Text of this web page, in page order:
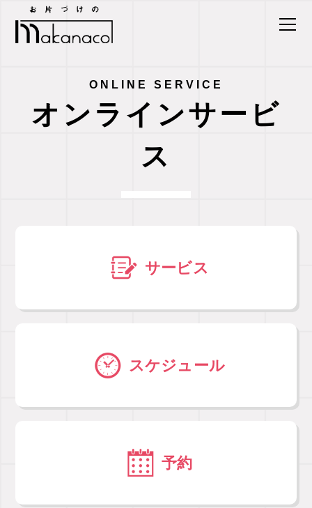
ONLINE SERVICE
オンラインサービ
ス
サービス
スケジュール
予約